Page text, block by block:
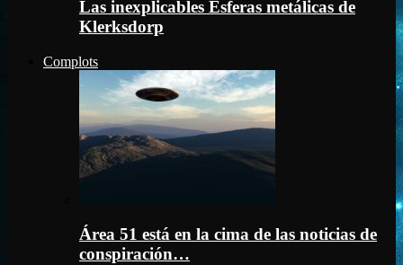
Las inexplicables Esferas metálicas de
Klerksdorp
Complots
Área 51 está en la cima de las noticias de
conspiración…